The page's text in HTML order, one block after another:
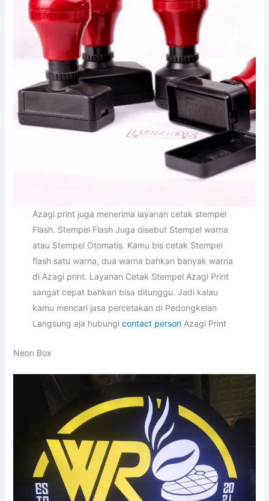
Azagi print juga menerima layanan cetak stempel
Flash. Stempel Flash Juga disebut Stempel warna
atau Stempel Otomatis. Kamu bis cetak Stempel
flash satu warna, dua warna bahkan banyak warna
di Azagi print. Layanan Cetak Stempel Azagi Print
sangat cepat bahkan bisa ditunggu. Jadi kalau
kamu mencari jasa percetakan di Pedongkelan
Langsung aja hubungi contact personAzagi Print
Neon Box